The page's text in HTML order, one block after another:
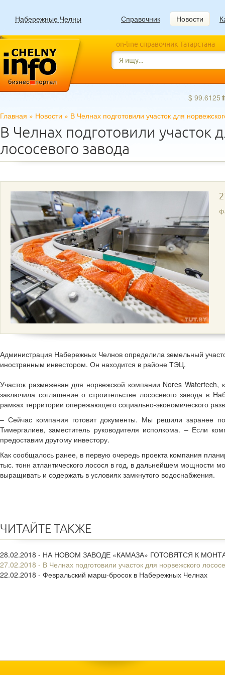
Набережные Челны Справочник Новости
on-line справочник Татарстана
$
Главная » Новости » В Челнах подготовили участок для
В Челнах подготовили участок
лососевого завода
Администрация Набережных Челнов определила земельный
иностранным инвестором. Он находится в районе ТЭЦ.
Участок размежеван для норвежской компании Nores Watertech,
заключила соглашение о строительстве лососевого завода в
рамках территории опережающего социально-экономического
– Сейчас компания готовит документы. Мы решили заранее
Тимергалиев, заместитель руководителя исполкома. – Если
предоставим другому инвестору.
Как сообщалось ранее, в первую очередь проекта компания
тыс. тонн атлантического лосося в год, в дальнейшем мощности
выращивать и содержать в условиях замкнутого водоснабжения.
ЧИТАЙТЕ ТАКЖЕ
28.02.2018 - НА НОВОМ ЗАВОДЕ «КАМАЗА» ГОТОВЯТСЯ К
27.02.2018 - В Челнах подготовили участок для норвежского
22.02.2018 - Февральский марш-бросок в Набережных Челнах